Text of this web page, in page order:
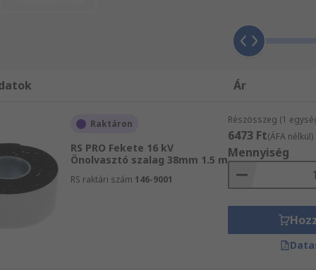
oxidból készül, a vezetékek és kábelek burkolására és
Az önmagát egyesítő szalagot arra is lehet
a nedvesség tömítő ízületek szigetelési
színekben, leggyakrabban fekete, és különböző
vagy poli(izobutilén) (PIB) készülhetnek.
hőtől távol történő tárolása biztosítja a jó eltarthatóságot.
Ár
Raktáron
RS PRO Fekete 16 kV
Önolvasztó szalag 38mm 1.5 m
RS raktári szám 146-9001
Részösszeg (1
6473 Ft(ÁFA nélkül)
Mennyiség